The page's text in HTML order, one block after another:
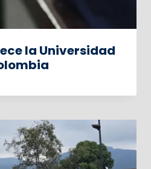
la Universidad